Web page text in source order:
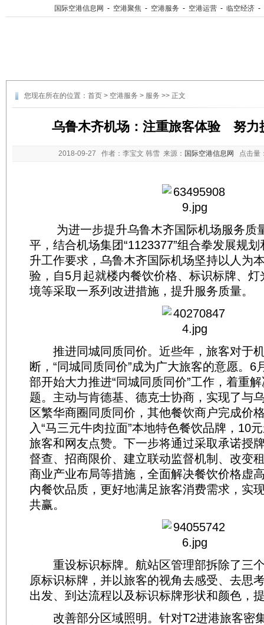
国际空港信息网 - 空港聚焦 - 空港服务 - 空港运营 - 临空经济 -
您现在所在的位置： 首页 > 空港服务 > 服务 >> 正文
乌鲁木齐机场：注重旅客体验 努力
2018-09-27 作者：李宝文 韩雪 来源： 国际空港信息网 点击量
为进一步提升乌鲁木齐国际机场服务质
平，结合机场集团“1123377”组合拳发展规
升工作要求，乌鲁木齐国际机场坚持以人为
验，自5月起就楼内餐饮价格、标识标牌、
境等采取一系列改进措施，提升服务质量。
推进同城同质同价。近些年，旅客对于
断，“同城同质同价”成为广大旅客的意愿。6
部开始大力推进“同城同质同价”工作，着重
题。主动与肯德基、德克士协商，实现了与
区繁华商圈同质同价，其他餐饮商户完成价
入“马三元牛肉拉面”本地特色餐饮品牌，10
旅客和网友点赞。下一步将通过采取承诺授
督查、招商限价、建立联动监督机制、改变
商业产业布局等措施，全面解决餐饮价格虚
内餐饮品质，更好地满足旅客消费需求，实
共赢。
重设标识标牌。航站区管理部拆除了三
原标识标牌，并以旅客的视角去感受、去思
出发、到达流程以及标识标牌形状和颜色，
改善部分区域照明。针对T2进港旅客密